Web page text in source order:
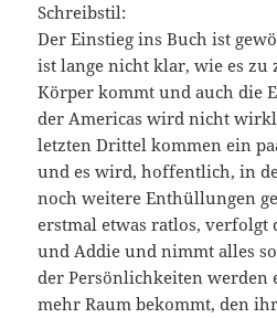
Schreibstil:
Der Einstieg ins Buch ist
ist lange nicht klar, wie es zu
Körper kommt und auch die
der Americas wird nicht
letzten Drittel kommen ein
und es wird, hoffentlich, in
noch weitere Enthüllungen
erstmal etwas ratlos, verfolgt
und Addie und nimmt alles
der Persönlichkeiten werden
mehr Raum bekommt, den